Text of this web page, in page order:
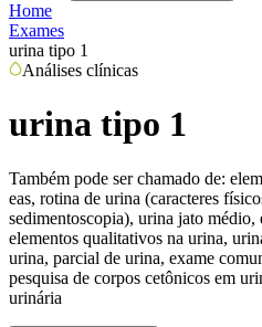
Home
Exames
urina tipo 1
Análises clínicas
urina tipo 1
Também pode ser chamado de:
eas, rotina de urina (caracteres
sedimentoscopia), urina jato médio,
elementos qualitativos na urina,
urina, parcial de urina, exame
pesquisa de corpos cetônicos em
urinária